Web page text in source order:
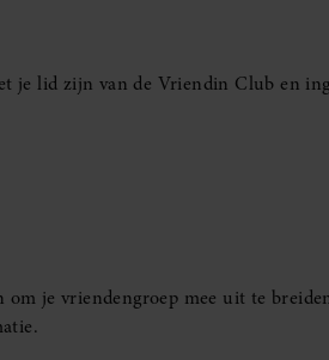
je lid zijn van de Vriendin Club en
je vriendengroep mee uit te